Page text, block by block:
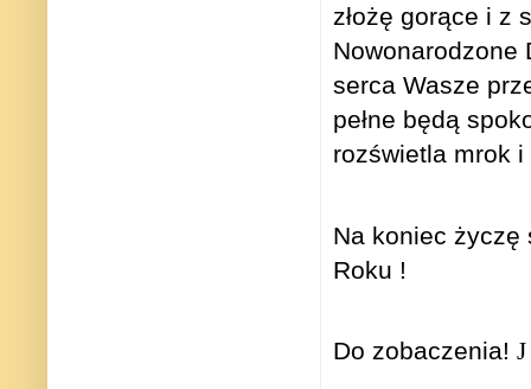
złożę gorące i z
Nowonarodzone
serca Wasze
pełne będą
rozświetla mrok
Na koniec życzę
Roku !
Do zobaczenia! J